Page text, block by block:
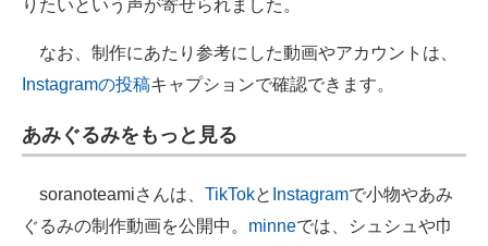
りたいという声が寄せられました。
なお、制作にあたり参考にした動画やアカウントは、
Instagramの投稿キャプションで確認できます。
あみぐるみをもっと見る
soranoteamiさんは、 TikTokと Instagramで小物やあみ
ぐるみの制作動画を公開中。 minneでは、シュシュや巾